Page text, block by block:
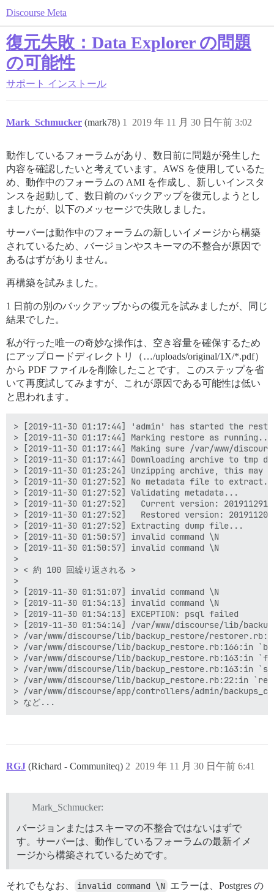
Discourse Meta
復元失敗：Data Explorer の問題
の可能性
サポート インストール
Mark_Schmucker (mark78) 2019 年 11 月 30 日午前 3:02
1
動作しているフォーラムがあり、数日前に問題が発生した
内容を確認したいと考えています。AWS を使用しているた
め、動作中のフォーラムの AMI を作成し、新しいインスタ
ンスを起動して、数日前のバックアップを復元しようとし
ましたが、以下のメッセージで失敗しました。
サーバーは動作中のフォーラムの新しいイメージから構築
されているため、バージョンやスキーマの不整合が原因で
あるはずがありません。
再構築を試みました。
1 日前の別のバックアップからの復元を試みましたが、同じ
結果でした。
私が行った唯一の奇妙な操作は、空き容量を確保するため
にアップロードディレクトリ（…/uploads/original/1X/*.pdf）
から PDF ファイルを削除したことです。このステップを省
いて再度試してみますが、これが原因である可能性は低い
と思われます。
> [2019-11-30 01:17:44] 'admin' has started the
> [2019-11-30 01:17:44] Marking restore as running...
> [2019-11-30 01:17:44] Making sure /var/www/
> [2019-11-30 01:17:44] Downloading archive to tmp
> [2019-11-30 01:23:24] Unzipping archive, this may
> [2019-11-30 01:27:52] No metadata file to extract.
> [2019-11-30 01:27:52] Validating metadata...
> [2019-11-30 01:27:52]   Current version:
> [2019-11-30 01:27:52]   Restored version:
> [2019-11-30 01:27:52] Extracting dump file...
> [2019-11-30 01:50:57] invalid command \N
> [2019-11-30 01:50:57] invalid command \N
>
> < 約 100 回繰り返される >
>
> [2019-11-30 01:51:07] invalid command \N
> [2019-11-30 01:54:13] invalid command \N
> [2019-11-30 01:54:13] EXCEPTION: psql failed
> [2019-11-30 01:54:14] /var/www/discourse/lib/
> /var/www/discourse/lib/backup_restore/
> /var/www/discourse/lib/backup_restore.rb:166:in
> /var/www/discourse/lib/backup_restore.rb:163:in
> /var/www/discourse/lib/backup_restore.rb:163:in
> /var/www/discourse/lib/backup_restore.rb:22:in
> /var/www/discourse/app/controllers/admin/
RGJ (Richard - Communiteq) 2019 年 11 月 30 日午前 6:41
2
Mark_Schmucker:
バージョンまたはスキーマの不整合ではないはずで
す。サーバーは、動作しているフォーラムの最新イメ
ージから構築されているためです。
それでもなお、 invalid command \N エラーは、Postgres の